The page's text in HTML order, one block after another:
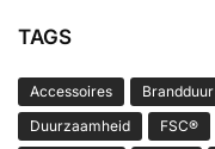
TAGS
Accessoires Brandduur
Duurzaamheid
FSC®